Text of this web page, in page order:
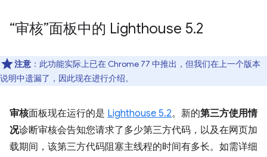
“审核”面板中的 Lighthouse 5.2
注意 ：此功能实际上已在 Chrome 77 中推出，但我们在上一个版本
说明中遗漏了，因此现在进行介绍。
审核面板现在运行的是 Lighthouse 5.2。新的第三方使用情
况诊断审核会告知您请求了多少第三方代码，以及在网页加
载期间，该第三方代码阻塞主线程的时间有多长。如需详细